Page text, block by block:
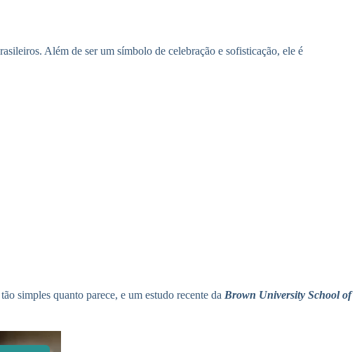
Além de ser um símbolo de celebração e sofisticação, ele é
simples quanto parece, e um estudo recente da Brown University School of